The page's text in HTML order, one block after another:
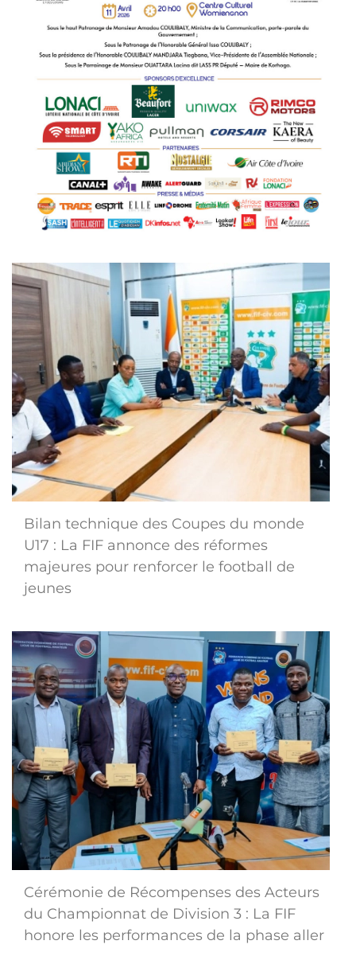
Bilan technique des Coupes du monde
U17 : La FIF annonce des réformes
majeures pour renforcer le football de
jeunes
Cérémonie de Récompenses des Acteurs
du Championnat de Division 3 : La FIF
honore les performances de la phase aller